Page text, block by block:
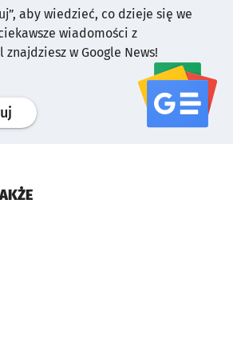
aby wiedzieć, co dzieje się we
wiadomości z
w Google News!
profil serwisu